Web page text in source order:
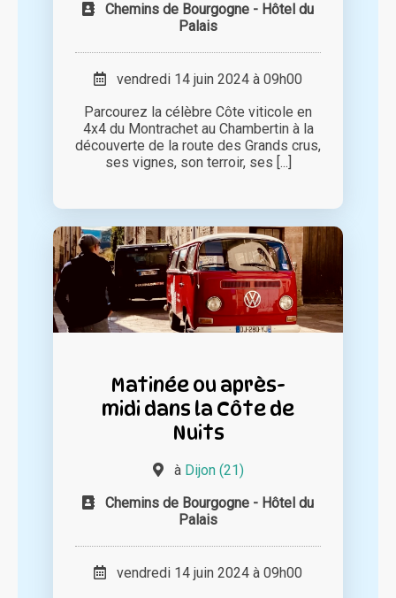
Chemins de Bourgogne - Hôtel du
Palais
vendredi 14 juin 2024 à 09h00
Parcourez la célèbre Côte viticole en
4x4 du Montrachet au Chambertin à la
découverte de la route des Grands crus,
ses vignes, son terroir, ses [...]
Matinée ou après-
midi dans la Côte de
Nuits
à Dijon (21)
Chemins de Bourgogne - Hôtel du
Palais
vendredi 14 juin 2024 à 09h00